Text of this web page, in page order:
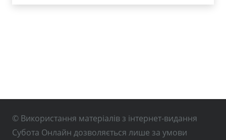
© Використання матеріалів з інтернет-видання
Субота Онлайн дозволяється лише за умови